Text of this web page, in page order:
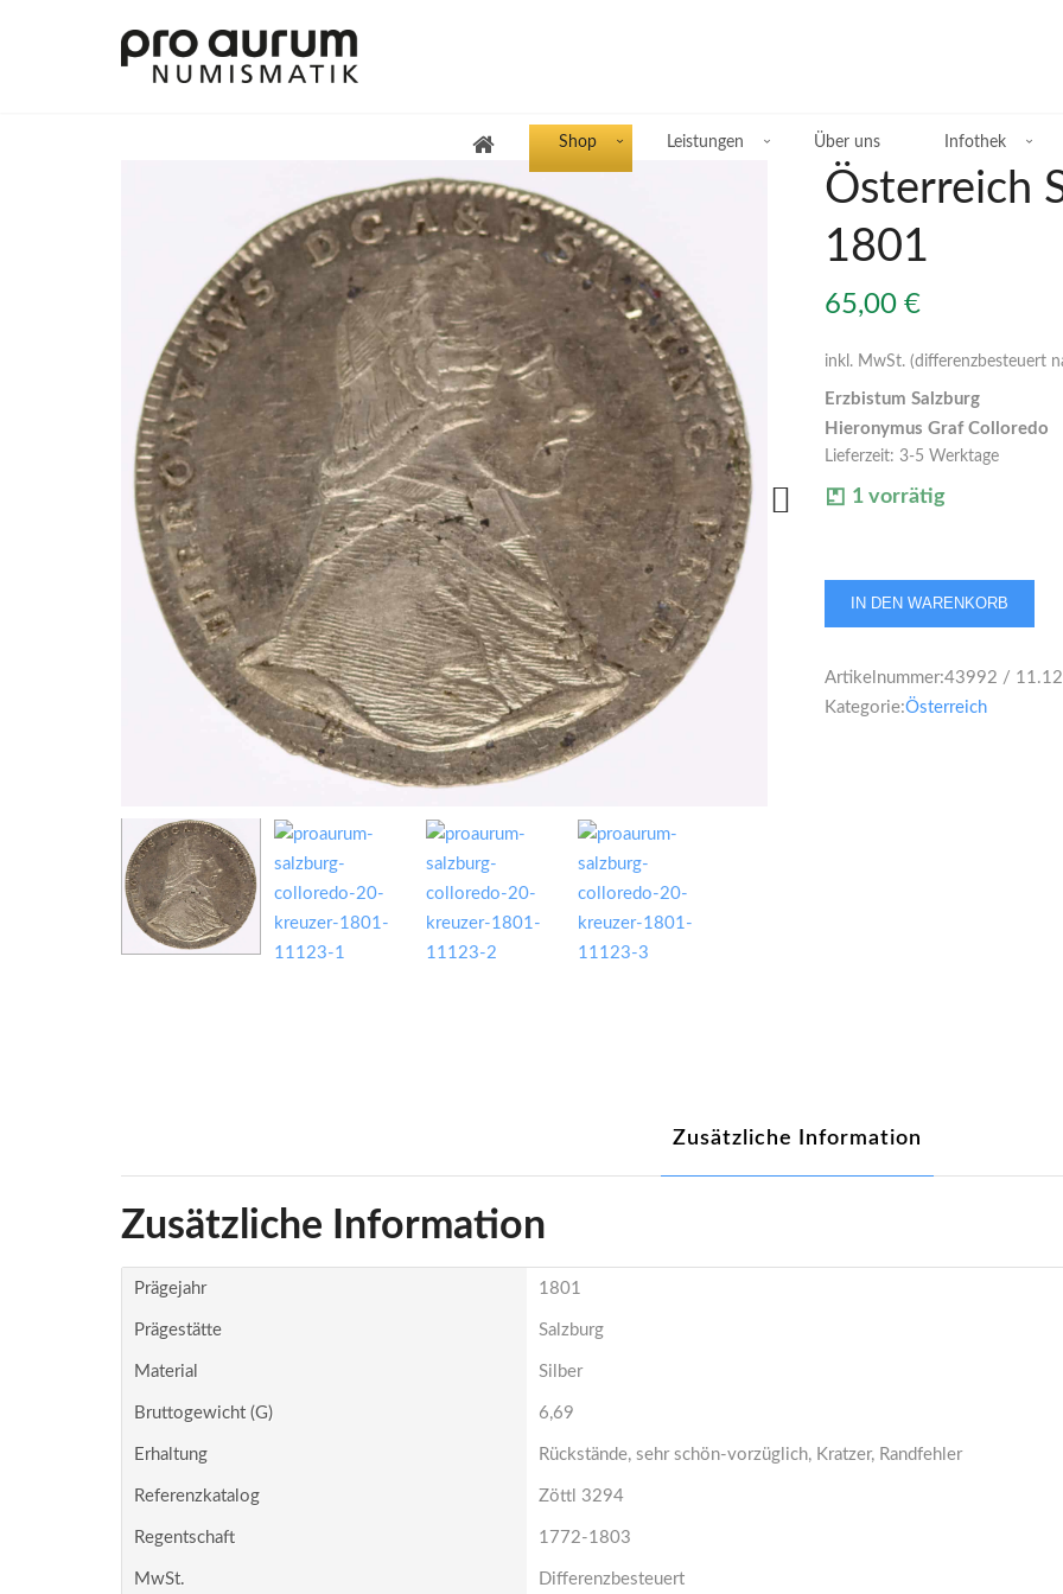
Shop
Übersicht Goldprodukte
Deutsche Goldmünzen
Goldmünzen übriges Europa
Goldmünzen übrige Welt
Goldbarren
Übersicht Silberprodukte
Deutsche Silbermünzen
Silbermünzen übriges Europa
Silbermünzen übrige Welt
Silberbarren
Leistungen Über uns Infothek
Österreich
1801
65,00 €
inkl. MwSt. (differenzbesteuert
Erzbistum Salzburg
Hieronymus Graf Colloredo
Lieferzeit: 3-5 Werktage
1 vorrätig
Österreich
Salzburg
Kreuzer
1801
IN DEN WARENKORB
Artikelnummer:43992 /
Kategorie:Österreich
Zusätzliche Information
Zusätzliche Information
Prägejahr 1801
Prägestätte Salzburg
Material Silber
Bruttogewicht (g) 6,69
Erhaltung Rückstände, sehr schön-vorzüglich, Kratzer, Randfehler
Referenzkatalog Zöttl 3294
Regentschaft 1772-1803
MwSt. Differenzbesteuert